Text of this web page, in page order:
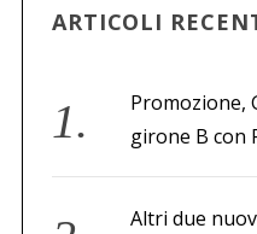
ARTICOLI
Promozione,
girone B con
Altri due
e